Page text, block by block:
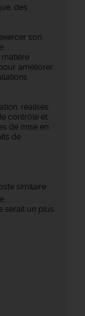
des
son
améliorer
réalisés
contrôle et
de mise en
de
similaire
serait un plus